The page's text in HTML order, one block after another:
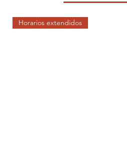
Horarios extendidos